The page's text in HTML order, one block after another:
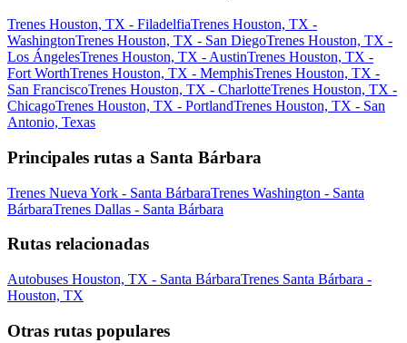
Trenes Houston, TX - FiladelfiaTrenes Houston, TX -
WashingtonTrenes Houston, TX - San DiegoTrenes Houston, TX -
Los ÁngelesTrenes Houston, TX - AustinTrenes Houston, TX -
Fort WorthTrenes Houston, TX - MemphisTrenes Houston, TX -
San FranciscoTrenes Houston, TX - CharlotteTrenes Houston, TX -
ChicagoTrenes Houston, TX - PortlandTrenes Houston, TX - San
Antonio, Texas
Principales rutas a Santa Bárbara
Trenes Nueva York - Santa BárbaraTrenes Washington - Santa
BárbaraTrenes Dallas - Santa Bárbara
Rutas relacionadas
Autobuses Houston, TX - Santa BárbaraTrenes Santa Bárbara -
Houston, TX
Otras rutas populares